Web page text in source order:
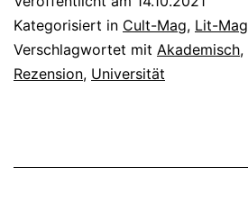
Kategorisiert in Cult-Mag, Lit-Mag
Verschlagwortet mit Akademisch,
Rezension, Universität